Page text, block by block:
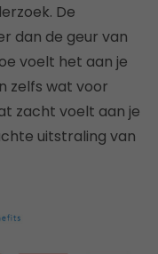
De
dan de geur van
voelt het aan je
zelfs wat voor
zacht voelt aan je
uitstraling van